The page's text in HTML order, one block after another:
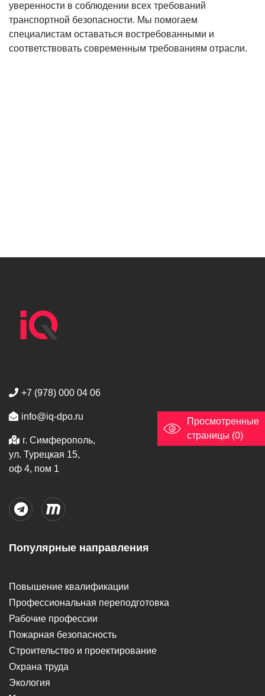
уверенности в соблюдении всех требований
транспортной безопасности. Мы помогаем
специалистам оставаться востребованными и
соответствовать современным требованиям отрасли.
+7 (978) 000 04 06
info@iq-dpo.ru
г. Симферополь,
ул. Турецкая 15,
оф 4, пом 1
Популярные направления
Повышение квалификации
Профессиональная переподготовка
Рабочие профессии
Пожарная безопасность
Строительство и проектирование
Охрана труда
Экология
Просмотренные
страницы (0)